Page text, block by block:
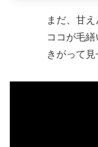
まだ、甘え
ココが毛
きがって見